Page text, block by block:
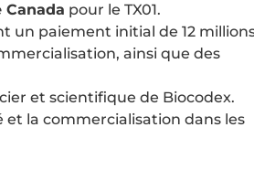
pour le TX01.
un paiement initial de 12
ainsi que des
et scientifique de Biocodex.
et la commercialisation dans les